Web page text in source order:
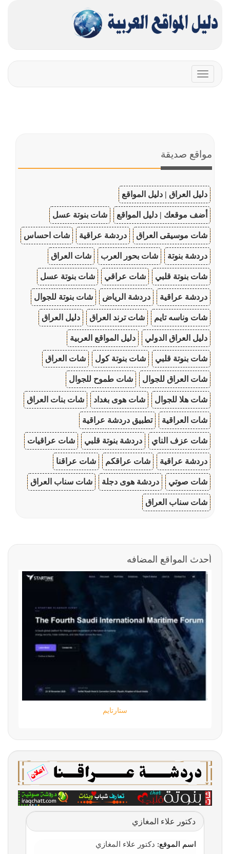
Toggle
navigation
مواقع صديقة
دليل العراق | دليل المواقع
أضف موقعك | دليل المواقع شات بنوتة عسل
شات موسيقى العراق دردشة عراقية شات احساس
دردشة بنوتة شات بحور العرب شات العراق
شات بنوتة قلبي شات عراقي شات بنوتة عسل
دردشة عراقية دردشة الرياض شات بنوتة للجوال
شات وناسه تايم شات ترند العراق دليل العراق
دليل العراق الدولي دليل المواقع العربية
شات بنوتة قلبي شات بنوتة كول شات العراق
شات العراق للجوال شات طموح للجوال
شات هلا للجوال شات هوى بغداد شات بنات العراق
شات العراقية تطبيق دردشة عراقية
شات عزف الناي دردشة بنوتة قلبي شات عراقيات
دردشة عراقية شات عراقكم شات عراقنا
شات صوتي دردشة هوى دجلة شات سناب العراق
شات سناب العراق
أحدث المواقع المضافه
ستارتايم
دكتور علاء المغازي
اسم الموقع: دكتور علاء المغازي